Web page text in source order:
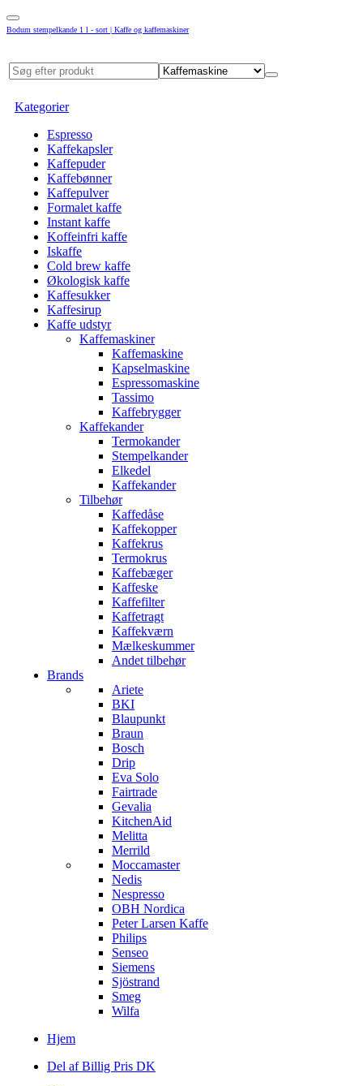
Bodum stempelkande 1 l - sort | Kaffe og kaffemaskiner
Kategorier
Espresso
Kaffekapsler
Kaffepuder
Kaffebønner
Kaffepulver
Formalet kaffe
Instant kaffe
Koffeinfri kaffe
Iskaffe
Cold brew kaffe
Økologisk kaffe
Kaffesukker
Kaffesirup
Kaffe udstyr
Kaffemaskiner
Kaffemaskine
Kapselmaskine
Espressomaskine
Tassimo
Kaffebrygger
Kaffekander
Termokander
Stempelkander
Elkedel
Kaffekander
Tilbehør
Kaffedåse
Kaffekopper
Kaffekrus
Termokrus
Kaffebæger
Kaffeske
Kaffefilter
Kaffetragt
Kaffekværn
Mælkeskummer
Andet tilbehør
Brands
Ariete
BKI
Blaupunkt
Braun
Bosch
Drip
Eva Solo
Fairtrade
Gevalia
KitchenAid
Melitta
Merrild
Moccamaster
Nedis
Nespresso
OBH Nordica
Peter Larsen Kaffe
Philips
Senseo
Siemens
Sjöstrand
Smeg
Wilfa
Hjem
Del af Billig Pris DK